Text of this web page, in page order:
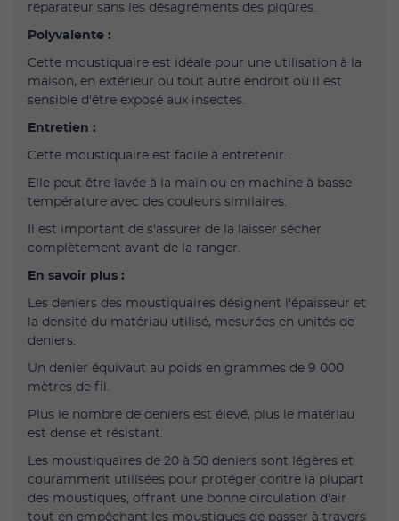
réparateur sans les désagréments des piqûres.
Polyvalente :
Cette moustiquaire est idéale pour une utilisation à la
maison, en extérieur ou tout autre endroit où il est
sensible d'être exposé aux insectes.
Entretien :
Cette moustiquaire est facile à entretenir.
Elle peut être lavée à la main ou en machine à basse
température avec des couleurs similaires.
Il est important de s'assurer de la laisser sécher
complètement avant de la ranger.
En savoir plus :
Les deniers des moustiquaires désignent l'épaisseur et
la densité du matériau utilisé, mesurées en unités de
deniers.
Un denier équivaut au poids en grammes de 9 000
mètres de fil.
Plus le nombre de deniers est élevé, plus le matériau
est dense et résistant.
Les moustiquaires de 20 à 50 deniers sont légères et
couramment utilisées pour protéger contre la plupart
des moustiques, offrant une bonne circulation d'air
tout en empêchant les moustiques de passer à travers